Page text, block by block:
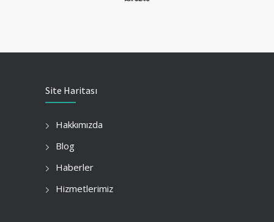
Site Haritası
Hakkımızda
Blog
Haberler
Hizmetlerimiz